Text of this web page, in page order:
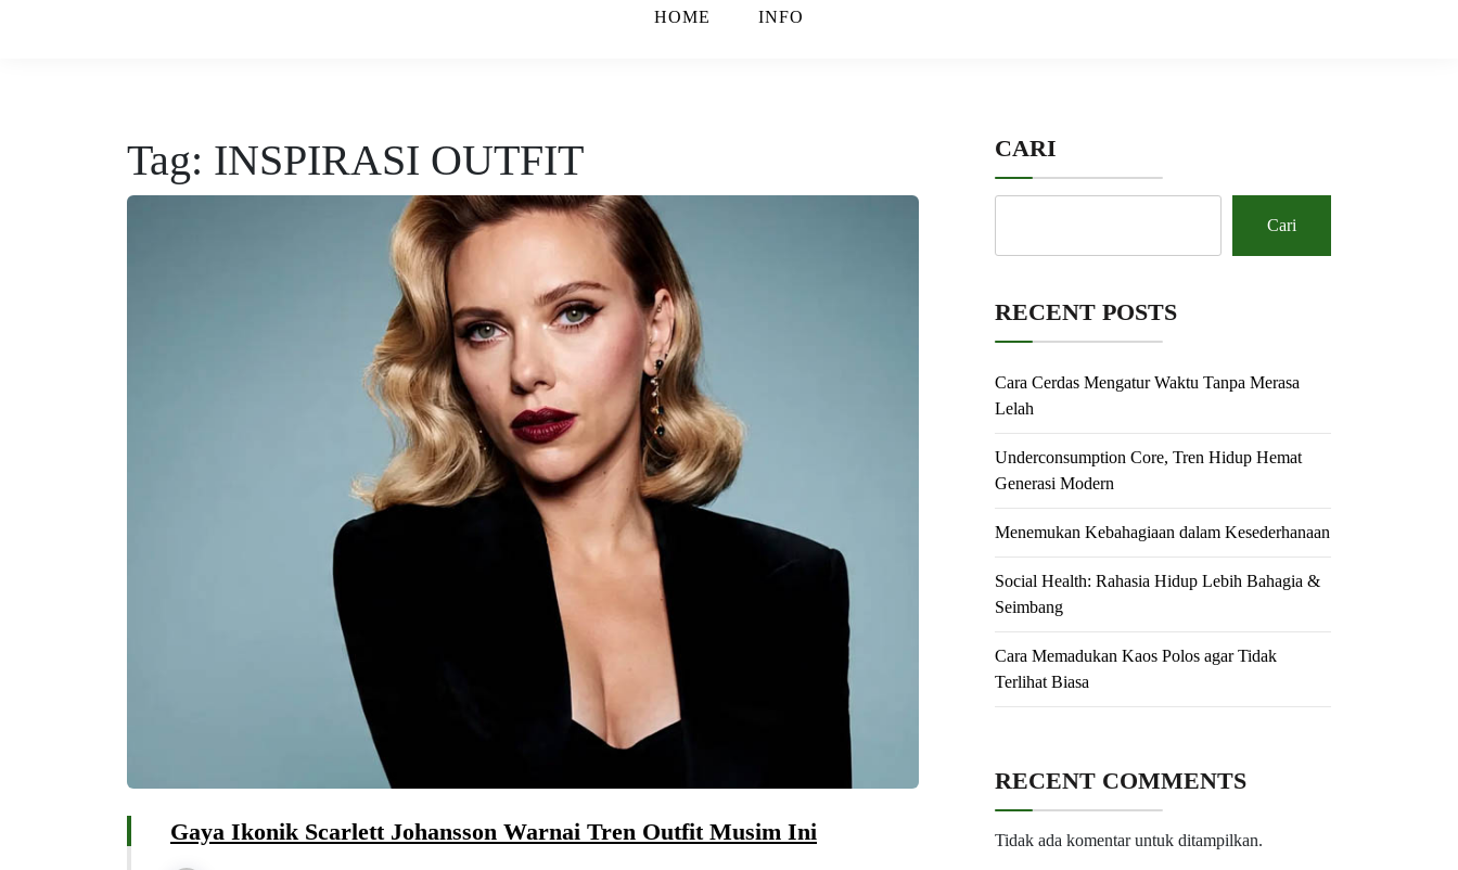
HOME INFO
Tag: INSPIRASI OUTFIT
Gaya Ikonik Scarlett Johansson Warnai Tren Outfit Musim Ini
CARI
Cari
RECENT POSTS
Cara Cerdas Mengatur Waktu Tanpa Merasa
Lelah
Underconsumption Core, Tren Hidup Hemat
Generasi Modern
Menemukan Kebahagiaan dalam Kesederhanaan
Social Health: Rahasia Hidup Lebih Bahagia &
Seimbang
Cara Memadukan Kaos Polos agar Tidak
Terlihat Biasa
RECENT COMMENTS
Tidak ada komentar untuk ditampilkan.